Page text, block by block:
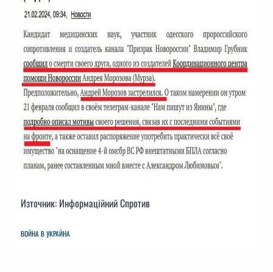
Източник: Информаційний Спротив
ВОЙНА В УКРАЙНА